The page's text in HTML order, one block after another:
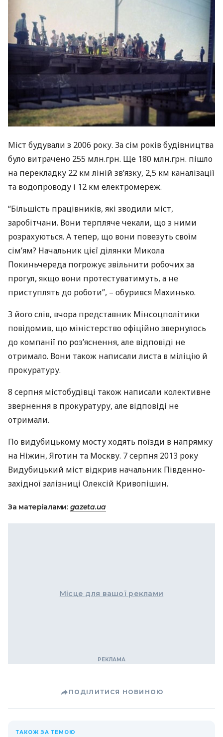
Міст будували з 2006 року. За сім років будівництва
було витрачено 255 млн.грн. Ще 180 млн.грн. пішло
на перекладку 22 км ліній зв’язку, 2,5 км каналізації
та водопроводу і 12 км електромереж.
“Більшість працівників, які зводили міст,
заробітчани. Вони терпляче чекали, що з ними
розрахуються. А тепер, що вони повезуть своїм
сім’ям? Начальник цієї ділянки Микола
Покиньчереда погрожує звільнити робочих за
прогул, якщо вони протестуватимуть, а не
приступлять до роботи”, – обурився Махинько.
З його слів, вчора представник Мінсоцполітики
повідомив, що міністерство офіційно звернулось
до компанії по роз’яснення, але відповіді не
отримало. Вони також написали листа в міліцію й
прокуратуру.
8 серпня містобудівці також написали колективне
звернення в прокуратуру, але відповіді не
отримали.
По видубицькому мосту ходять поїзди в напрямку
на Ніжин, Яготин та Москву. 7 серпня 2013 року
Видубицький міст відкрив начальник Південно-
західної залізниці Олексій Кривопішин.
За матеріалами: gazeta.ua
Місце для вашої реклами
ПОДІЛИТИСЯ НОВИНОЮ
ТАКОЖ ЗА ТЕМОЮ